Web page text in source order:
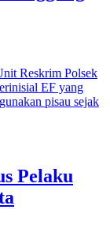
Pelaku